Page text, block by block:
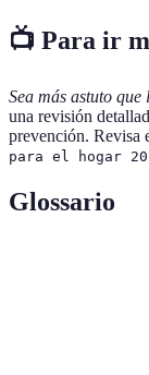
📺 Para ir
Sea más astuto
una revisión
prevención. Revisa
para el hogar
Glossario